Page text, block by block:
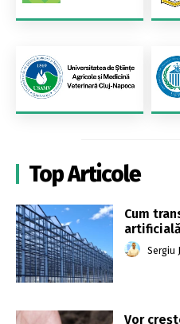
Top Articole
Cum
Sergiu
Vor